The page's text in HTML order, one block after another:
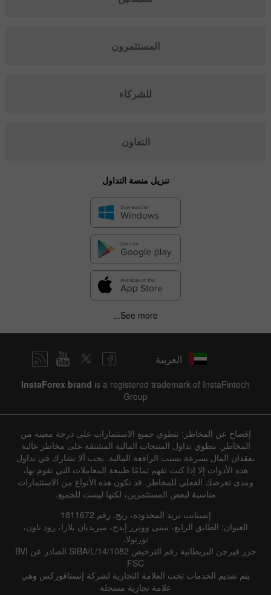
المستثمرون
للشركاء
التعاون
تنزيل منصة التداول
See more...
العربية
InstaForex brand is a registered trademark of InstaFintech
Group
إفصاح عن المخاطر: تنطوي جميع الاستثمارات على درجة معينة من
المخاطر. ينطوي تداول المنتجات المالية المشتقة على مخاطر عالية
بفقدان المال بسرعة بسبب الرافعة المالية. يجب ألا تشارك في تداول
هذه الأدوات إلا إذا كنت تفهم تمامًا طبيعة المعاملات التي تقوم بها،
ومدى تعرضك الفعلي للمخاطر. قد تكون هذه الأنواع من الاستثمارات
مناسبة لبعض المستثمرين، لكنها ليست للجميع.
إنستانت تريد المحدودة، ريج. رقم 1811672
العنوان: الطابق الرابع، مبنى ووترز إيدج، ميريديان بلازا، رود تاون،
تورتولا،
جزر فيرجن البريطانية رقم الترخيص SIBA/L/14/1082 الصادر عن BVI
FSC
يتم تقديم الخدمات تحت العلامة التجارية لشركة إنستافوركس وهي
علامة تجارية مسجلة